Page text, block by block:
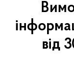
від